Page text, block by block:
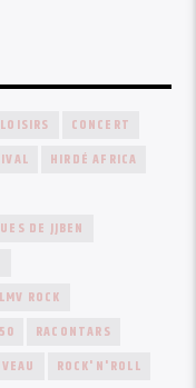
CONCERT
HIRDÉ AFRICA
DE JJBEN
LMV ROCK
RACONTARS
ROCK'N'ROLL